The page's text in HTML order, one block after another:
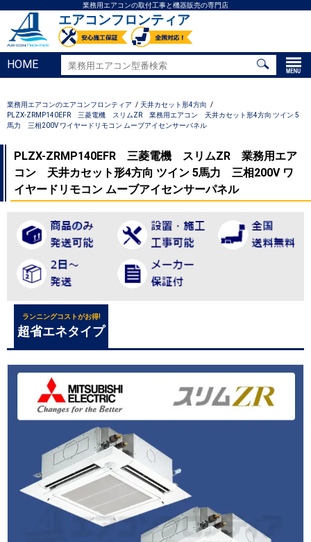
業務用エアコンの取付工事と機器販売の専門店
エアコンフロンティア
HOME
業務用エアコンのエアコンフロンティア
天井カセット形4方向
PLZX-ZRMP140EFR 三菱電機 スリムZR 業務用エアコン 天井カセット形4方向 ツイン 5
馬力 三相200V ワイヤードリモコン ムーブアイセンサーパネル
PLZX-ZRMP140EFR 三菱電機 スリムZR 業務用エア
コン 天井カセット形4方向 ツイン 5馬力 三相200V ワ
イヤードリモコン ムーブアイセンサーパネル
ランニングコストがお得!
超省エネタイプ